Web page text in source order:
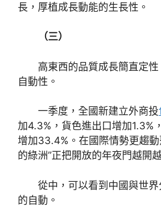
長，厚植成長動能的生長性。
（三）
高東西的品質成長簡直定
自動性。
一季度，全國新建立外商投
加4.3%，貨色進出口增加1.3%
增加33.4%。在國際情勢更趨動
的綠洲”正把開放的年夜門越開
從中，可以看到中國與世
的自動。